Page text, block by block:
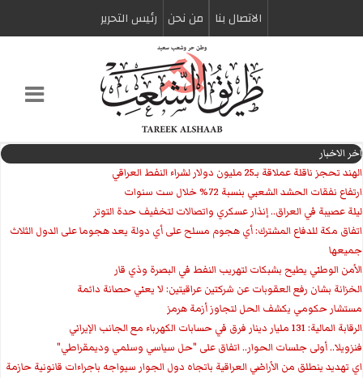
الاتصال بنا من نحن رئیس التحریر
اخر الاخبار
الهند تحجز ناقلة عملاقة بـ25 مليون دولار لشراء النفط العراقي
ارتفاع نفقات الحشد الشعبي بنسبة 72% خلال ست سنوات
ليلة عصيبة في العراق.. إنذار عسكري واتصالات لتخفيف حدة التوتر
‏اتفاق مكة للدفاع المشترك: أي هجوم مسلح على أي دولة يعد هجوما على الدول الثلاث
جميعها
الأمن الوطني يطيح بشبكات لتهريب النفط في البصرة وذي قار
الخزانة بشان رفع العقوبات عن شركتين عراقيتين: لا يعني حصانة دائمة
مستشار حكومي يكشف الحل لتجاوز أزمة هرمز
الرقابة المالية: 131 مليار دينار فرق في حسابات الكهرباء مع الجانب الإيراني
فنزويلا.. أولى جلسات الحوار.. اتفاق على "حل سياسي وسلمي وديمقراطي"
اي تهديد ينطلق من الأراضي العراقية باتجاه دول الجوار سيواجه باجراءات قانونية حازمة